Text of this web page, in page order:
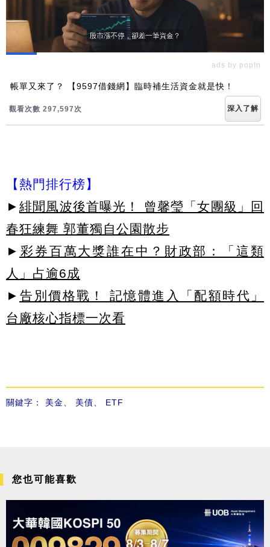
ads by popIn
帳單又來了？ 【9597借錢網】臨時補生活資金就是快！
觀看次數 297,597次 深入了解
【熱門排行榜】
► 緋聞風波後首曝光！ 曾馨瑩「女團級」回
春狂練舞 郭董獨自公園散步
► 彩券百萬大獎誰在中？財政部：「這類
人」占逾6成
► 告別價格戰！ 記憶體進入「配額時代」
台廠核心指標一次看
關鍵字： 美金 美債 ETF
您也可能喜歡